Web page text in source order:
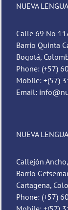
NUEVA
Calle 69 No
Barrio Quinta
Bogotá,
Phone: (+57)
Mobile: +(57)
Email:
NUEVA
Callejón
Barrio
Cartagena,
Phone: (+57)